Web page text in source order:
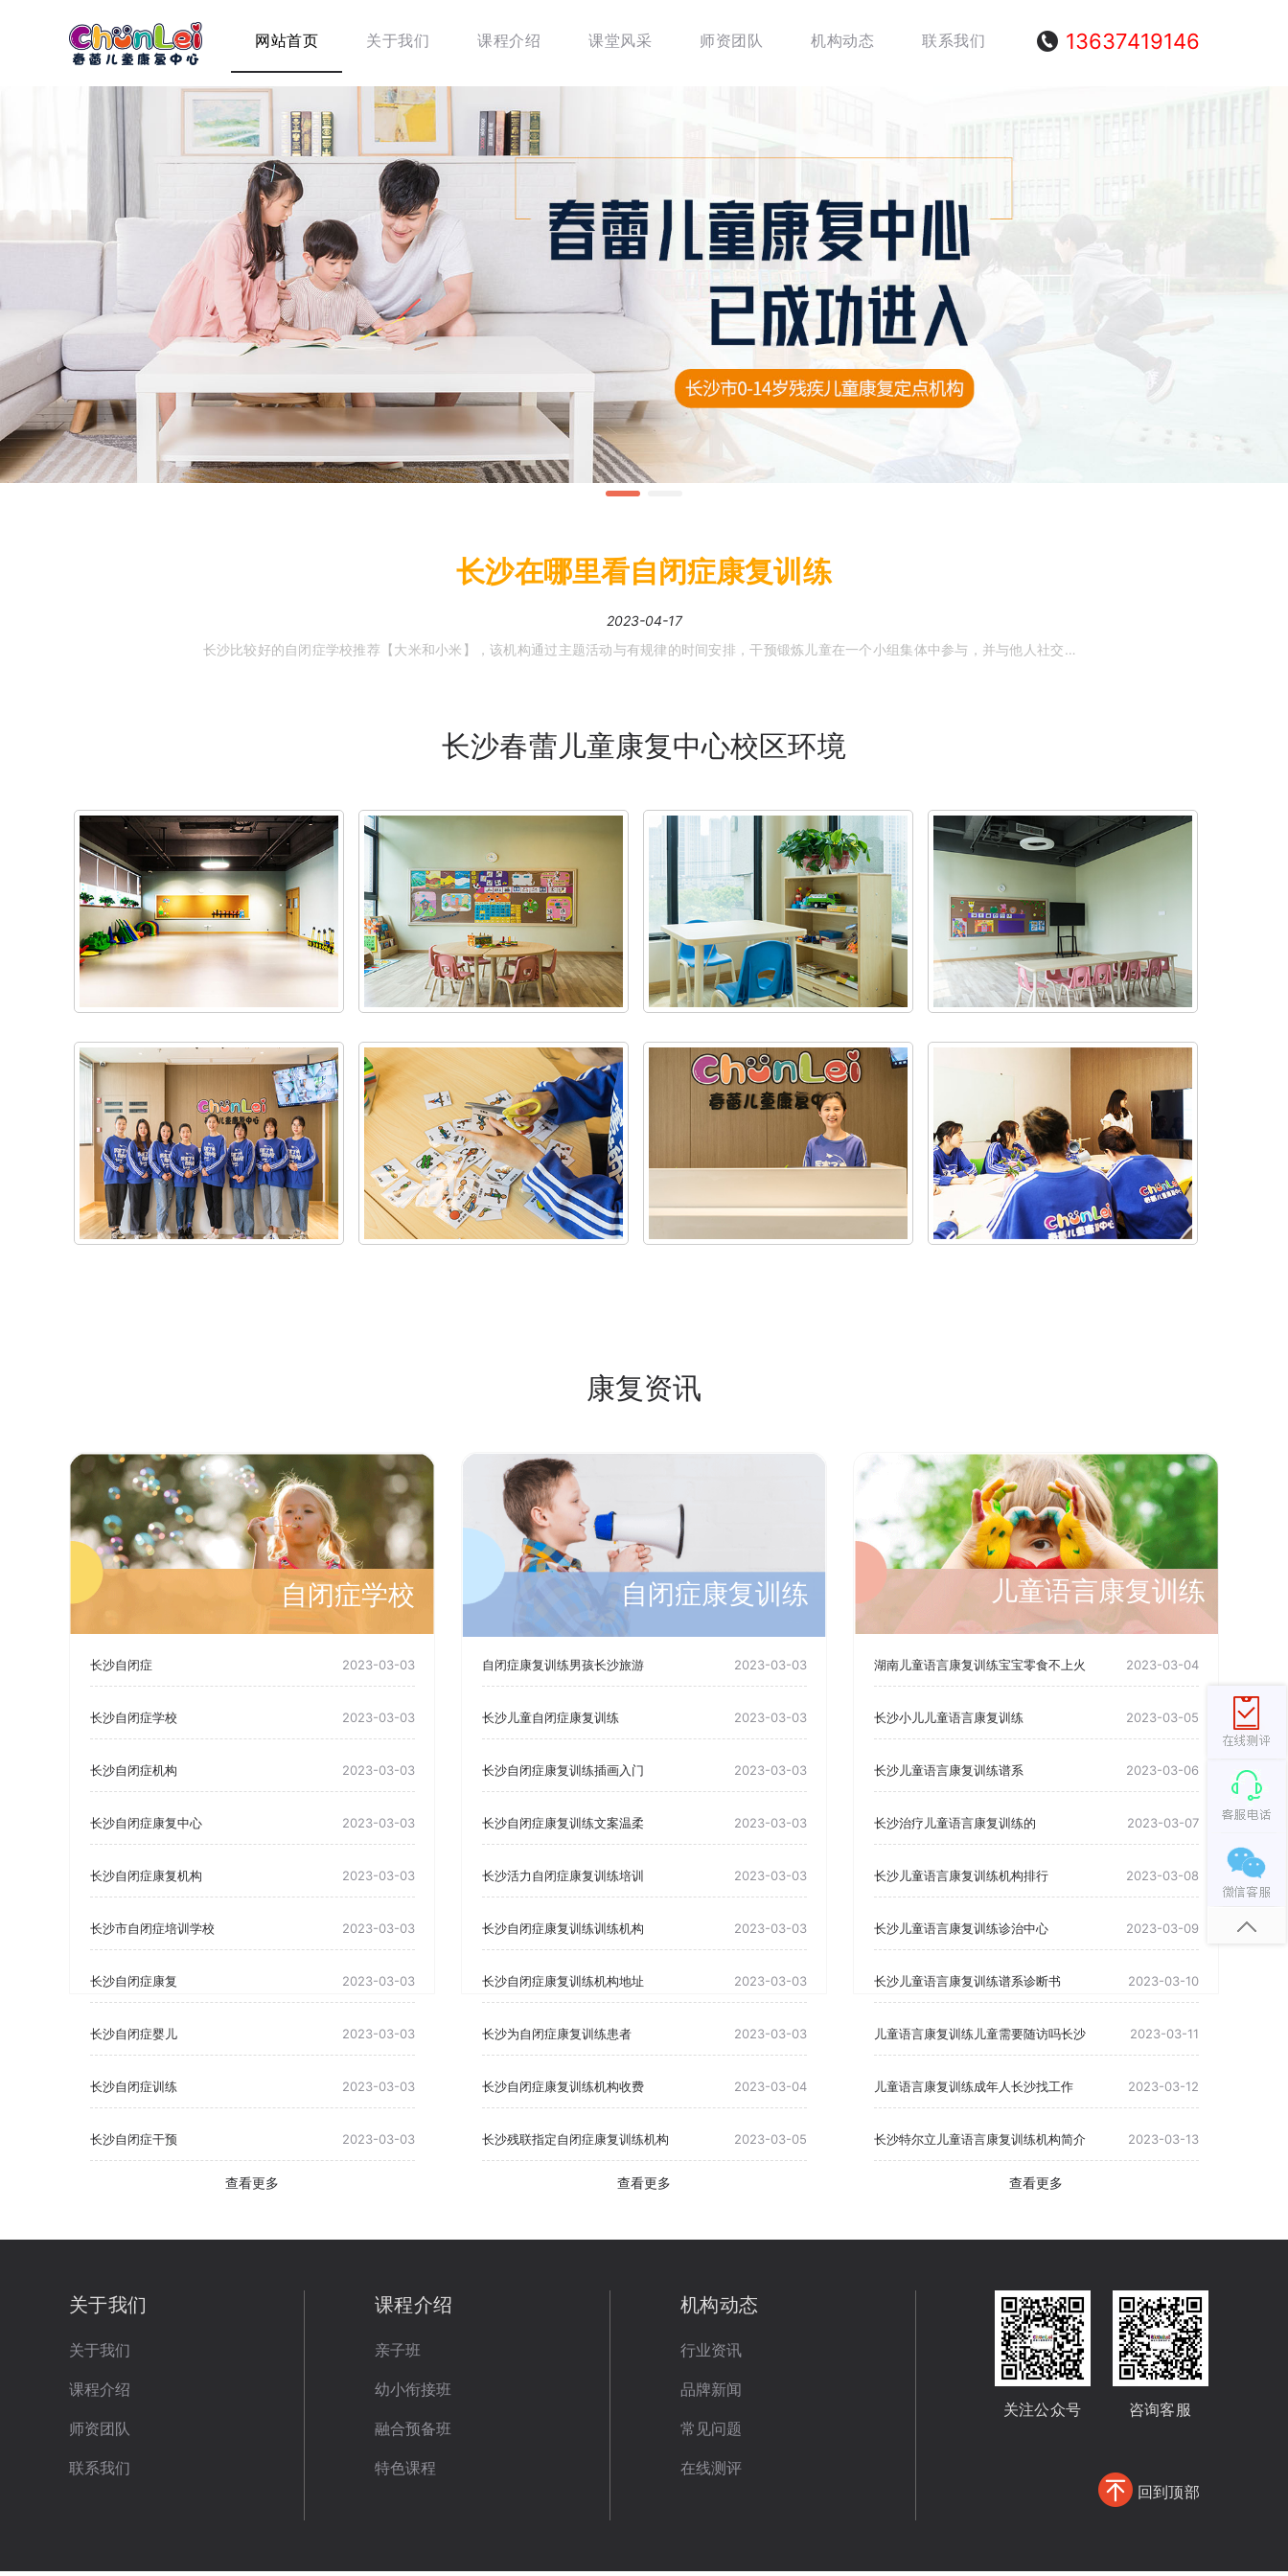
网站首页 关于我们 课程介绍 课堂风采 师资团队 机构动态 联系我们 13637419146
长沙在哪里看自闭症康复训练
2023-04-17
长沙比较好的自闭症学校推荐【大米和小米】，该机构通过主题活动与有规律的时间安排，干预锻炼儿童在一个小组集体中参与，并与他人社交的技能；巩固在1v1模式中学习的技能，拓展向融合幼儿园预备的技能。干预的内容包含参与度、。是小孩有自闭症吗？可以到长沙大康儿科做康复治疗，在岳麓区西湖这边，挺专业的。自闭症康复一定要通过医生、康复师、父母共同的努力，越早干预越好，父母亲一定要重视，影响的是一生。长沙汽车西站附近的自闭症学校有3个，一个是自闭症孩子在他们那里做训练，结果跑丢两天后，在池塘里发现了尸体的活力康复中心，上课上到淹死了学生的——活力自闭症学校，以前还真没听说过这么个学校，直到看电视播这个新闻，西站附近有家长沙市岳麓区活力儿童发展康复中心，是非常专业的自闭症训练机构。于2010年5月开办，目前在校老师26名，学生40名。长沙市岳麓区箭弓山小区B区13栋，在长沙市特殊教育对面，交通便利、环境优雅。占地面积660平方米。毫无疑问是中南大学湘雅医院康复科最好。长沙小米熊儿童医院可以治疗儿童自闭症，长沙小米熊儿童医院的朱俊凤医生擅长中西医结合治疗儿童多动症、抽动症、自闭症、发育迟缓（语言、运动、神
长沙春蕾儿童康复中心校区环境
康复资讯
自闭症学校
长沙自闭症 2023-03-03
长沙自闭症学校 2023-03-03
长沙自闭症机构 2023-03-03
长沙自闭症康复中心 2023-03-03
长沙自闭症康复机构 2023-03-03
长沙市自闭症培训学校 2023-03-03
长沙自闭症康复 2023-03-03
长沙自闭症婴儿 2023-03-03
长沙自闭症训练 2023-03-03
长沙自闭症干预 2023-03-03
查看更多
自闭症康复训练
自闭症康复训练男孩长沙旅游 2023-03-03
长沙儿童自闭症康复训练 2023-03-03
长沙自闭症康复训练插画入门 2023-03-03
长沙自闭症康复训练文案温柔 2023-03-03
长沙活力自闭症康复训练培训 2023-03-03
长沙自闭症康复训练训练机构 2023-03-03
长沙自闭症康复训练机构地址 2023-03-03
长沙为自闭症康复训练患者 2023-03-03
长沙自闭症康复训练机构收费 2023-03-04
长沙残联指定自闭症康复训练机构 2023-03-05
查看更多
儿童语言康复训练
湖南儿童语言康复训练宝宝零食不上火 2023-03-04
长沙小儿儿童语言康复训练 2023-03-05
长沙儿童语言康复训练谱系 2023-03-06
长沙治疗儿童语言康复训练的 2023-03-07
长沙儿童语言康复训练机构排行 2023-03-08
长沙儿童语言康复训练诊治中心 2023-03-09
长沙儿童语言康复训练谱系诊断书 2023-03-10
儿童语言康复训练儿童需要随访吗长沙 2023-03-11
儿童语言康复训练成年人长沙找工作 2023-03-12
长沙特尔立儿童语言康复训练机构简介 2023-03-13
查看更多
关于我们
关于我们
课程介绍
师资团队
联系我们
课程介绍
亲子班
幼小衔接班
融合预备班
特色课程
机构动态
行业资讯
品牌新闻
常见问题
在线测评
关注公众号 咨询客服
回到顶部